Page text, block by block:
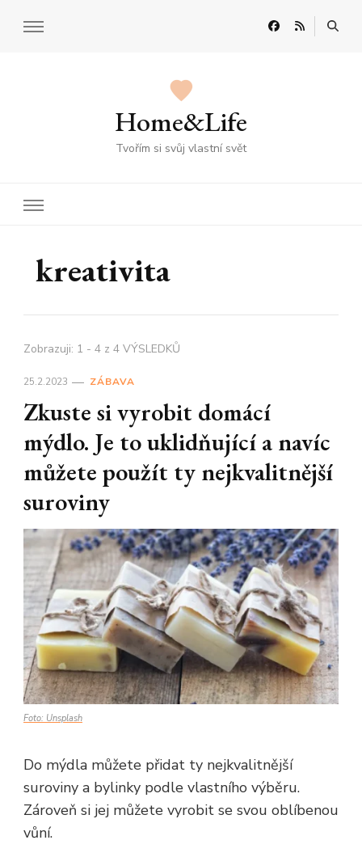
Home&Life
Tvořím si svůj vlastní svět
kreativita
Zobrazuji: 1 - 4 z 4 VÝSLEDKŮ
25.2.2023 ZÁBAVA
Zkuste si vyrobit domácí
mýdlo. Je to uklidňující a navíc
můžete použít ty nejkvalitnější
suroviny
Foto: Unsplash
Do mýdla můžete přidat ty nejkvalitnější
suroviny a bylinky podle vlastního výběru.
Zároveň si jej můžete vyrobit se svou oblíbenou
vůní.